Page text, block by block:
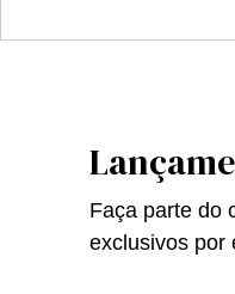
Faça parte do
exclusivos por